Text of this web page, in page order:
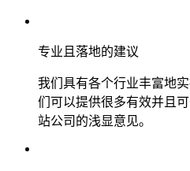
专业且落地的建议
我们具有各个行业丰富地
们可以提供很多有效并且
站公司的浅显意见。